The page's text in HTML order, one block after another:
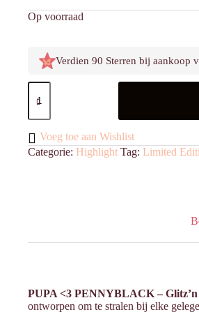
Op voorraad
Verdien 90 Sterren bij aankoop
Glitz
Face
Highlighter
aantal
Voeg toe aan Wishlist
Categorie: Highlight Tag: Limited
PUPA <3 PENNYBLACK –
ontworpen om te stralen bij elke